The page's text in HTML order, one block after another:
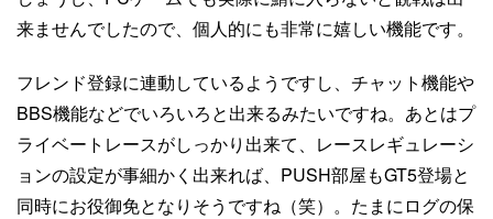
来ませんでしたので、個人的にも非常に嬉しい機能です。
フレンド登録に連動しているようですし、チャット機能や
BBS機能などでいろいろと出来るみたいですね。あとはプ
ライベートレースがしっかり出来て、レースレギュレーシ
ョンの設定が事細かく出来れば、PUSH部屋もGT5登場と
同時にお役御免となりそうですね（笑）。たまにログの保